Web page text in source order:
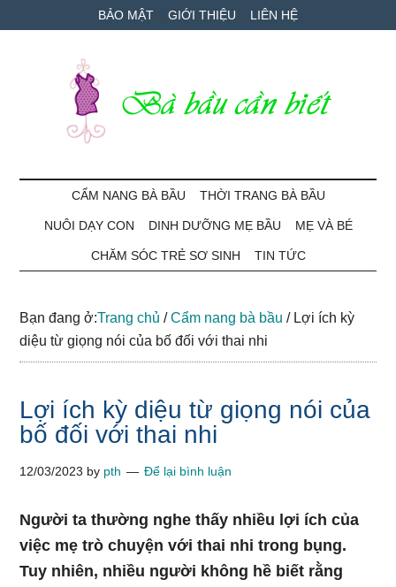
to
to
qua
BẢO MẬT GIỚI THIỆU LIÊN HỆ
Bà
Bầu
Cần
Biết
bé
CẨM NANG BÀ BẦU THỜI TRANG BÀ BẦU
NUÔI DẠY CON DINH DƯỠNG MẸ BẦU MẸ VÀ BÉ
CHĂM SÓC TRẺ SƠ SINH TIN TỨC
Bạn đang ở:Trang chủ / Cẩm nang bà bầu /Lợi ích kỳ
diệu từ giọng nói của bố đối với thai nhi
Lợi ích kỳ diệu từ giọng nói của
bố đối với thai nhi
12/03/2023 by pth Để lại bình luận
Người ta thường nghe thấy nhiều lợi ích của
việc mẹ trò chuyện với thai nhi trong bụng.
Tuy nhiên, nhiều người không hề biết rằng